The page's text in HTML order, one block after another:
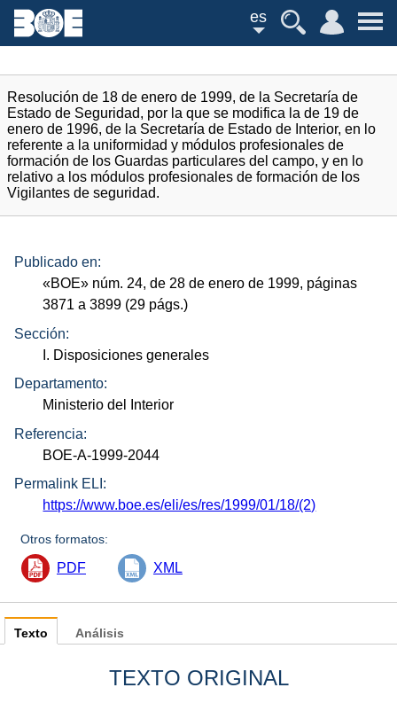
es
Resolución de 18 de enero de 1999, de la Secretaría de
Estado de Seguridad, por la que se modifica la de 19 de
enero de 1996, de la Secretaría de Estado de Interior, en lo
referente a la uniformidad y módulos profesionales de
formación de los Guardas particulares del campo, y en lo
relativo a los módulos profesionales de formación de los
Vigilantes de seguridad.
Publicado en:
«BOE» núm. 24, de 28 de enero de 1999, páginas
3871 a 3899 (29 págs.)
Sección:
I. Disposiciones generales
Departamento:
Ministerio del Interior
Referencia:
BOE-A-1999-2044
Permalink ELI:
https://www.boe.es/eli/es/res/1999/01/18/(2)
Otros formatos:
PDF XML
Texto
TEXTO ORIGINAL
Análisis